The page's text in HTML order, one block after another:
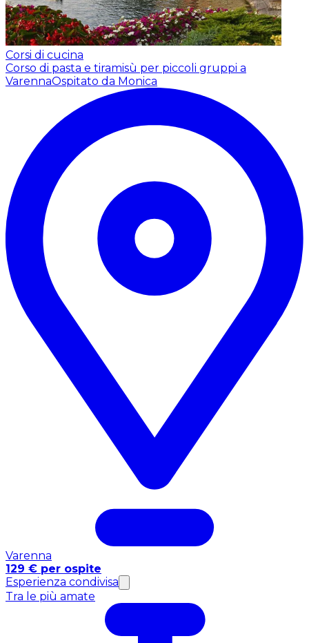
Corsi di cucina
Corso di pasta e tiramisù per piccoli gruppi a
VarennaOspitato da Monica
Varenna
129 € per ospite
Esperienza condivisa
Tra le più amate